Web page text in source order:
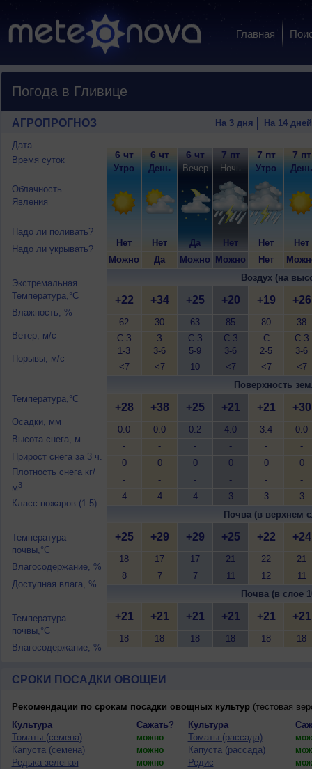
Главная
Погода в Гливице
АГРОПРОГНОЗ На 3 дня На 14 дней
Дата
Время суток
Облачность
Явления
Надо ли поливать?
Надо ли укрывать?
Экстремальная
Температура,°C
Влажность, %
Ветер, м/с
Порывы, м/с
Температура,°C
Осадки, мм
Высота снега, м
Прирост снега за 3 ч.
Плотность снега кг/
м3
Класс пожаров (1-5)
Температура
почвы,°C
Влагосодержание, %
Доступная влага, %
Температура
почвы,°C
Влагосодержание, %
6 чт
Утро
Нет
Можно
6 чт
День
Нет
Да
6 чт
Вечер
Да
Можно
7 пт
Ночь
Нет
Можно
7 пт
Утро
Нет
Нет
7 пт
День
Нет
Воздух (на
+22
62
С-З
1-3
<7
+34
30
З
3-6
<7
+25
63
С-З
5-9
10
+20
85
С-З
3-6
<7
+19
80
С
2-5
<7
+26
38
С-З
3-6
<7
Поверхность
+28
0.0
-
0
-
4
+38
0.0
-
0
-
4
+25
0.2
-
0
-
4
+21
4.0
-
0
-
3
+21
3.4
-
0
-
3
+30
0.0
-
0
-
3
Почва (в верхнем
+25
18
8
+29
17
7
+29
17
7
+25
21
11
+22
22
12
+24
21
11
Почва (в слое
+21
18
+21
18
+21
18
+21
18
+21
18
+21
18
СРОКИ ПОСАДКИ ОВОЩЕЙ
Рекомендации по срокам посадки овощных культур(тестовая
Культура
Сажать? Культура
Томаты (семена)
можно Томаты (рассада)
Капуста (семена) можно Капуста (рассада)
Редька зеленая можно Редис